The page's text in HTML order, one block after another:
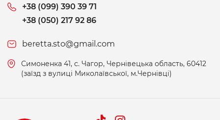
+38 (099) 390 39 71
+38 (050) 217 92 86
beretta.sto@gmail.com
Симоненка 41, c. Чагор, Чернівецька область, 60412
(заїзд з вулиці Миколаївської, м.Чернівці)